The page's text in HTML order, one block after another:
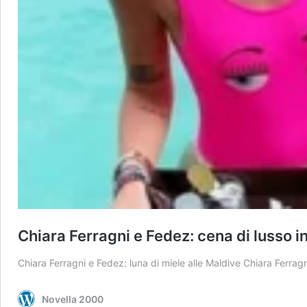
Chiara Ferragni e Fedez: cena di lusso
Chiara Ferragni e Fedez: luna di miele alle Maldive Chiara
Novella 2000